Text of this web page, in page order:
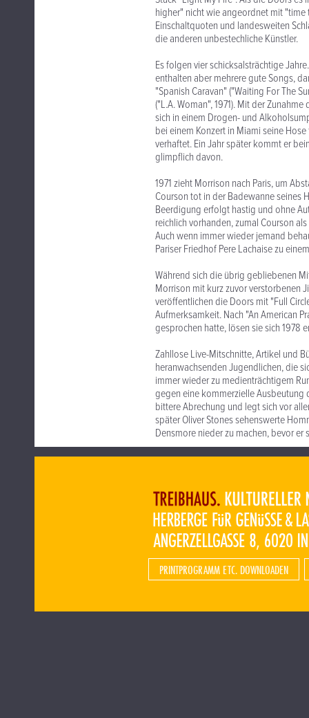
higher" nicht wie angeordnet mit
Einschaltquoten und landesweiten
die anderen unbestechliche Künstler.
Es folgen vier schicksalsträchtige
enthalten aber mehrere gute Songs,
"Spanish Caravan" ("Waiting For The
("L.A. Woman", 1971). Mit der
sich in einem Drogen- und
bei einem Konzert in Miami seine
verhaftet. Ein Jahr später kommt er
glimpflich davon.
1971 zieht Morrison nach Paris, um
Courson tot in der Badewanne seines
Beerdigung erfolgt hastig und ohne
reichlich vorhanden, zumal Courson
Auch wenn immer wieder jemand
Pariser Friedhof Pere Lachaise zu
Während sich die übrig gebliebenen
Morrison mit kurz zuvor verstorbenen
veröffentlichen die Doors mit "Full
Aufmerksamkeit. Nach "An American
gesprochen hatte, lösen sie sich 1978
Zahllose Live-Mitschnitte, Artikel und
heranwachsenden Jugendlichen, die
immer wieder zu medienträchtigem
gegen eine kommerzielle Ausbeutung
bittere Abrechung und legt sich vor
später Oliver Stones sehenswerte
Densmore nieder zu machen, bevor
PRINTPROGRAMM ETC. DOWNLOADEN